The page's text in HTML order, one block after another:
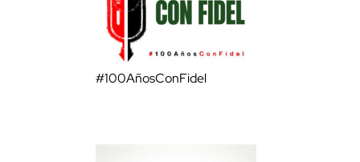
#100AñosConFidel